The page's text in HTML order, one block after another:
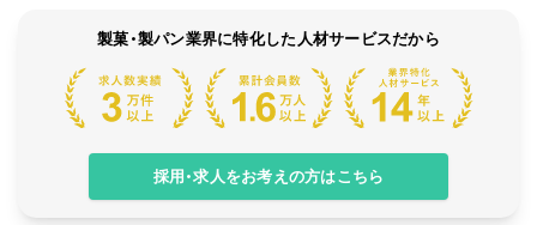
製菓・製パン業界に特化した人材サービスだから
採用・求人をお考えの方はこちら